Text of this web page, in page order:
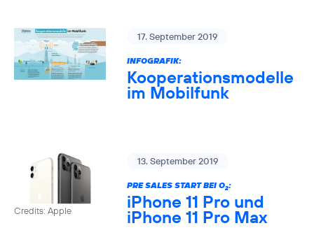
17. September 2019
INFOGRAFIK:
Kooperationsmodelle
im Mobilfunk
Credits: Apple
13. September 2019
PRE SALES START BEI O2:
iPhone 11 Pro und
iPhone 11 Pro Max